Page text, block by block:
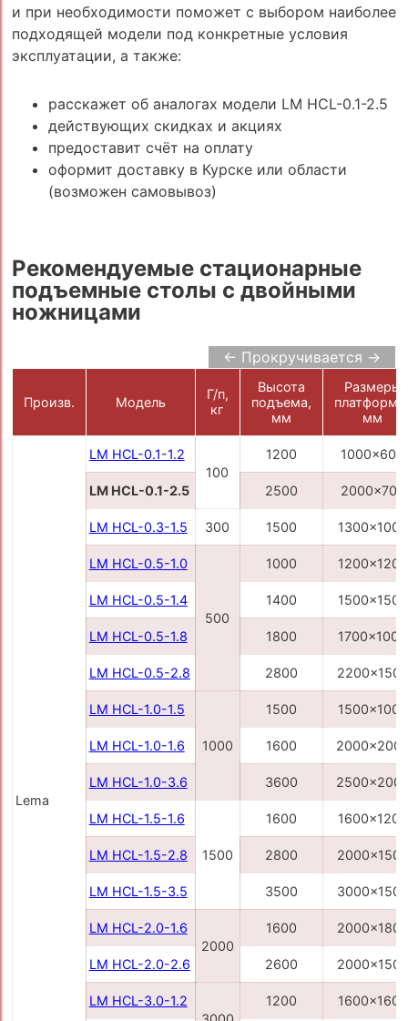
и при необходимости поможет с выбором наиболее
подходящей модели под конкретные условия
эксплуатации, а также:
расскажет об аналогах модели LM HCL-0.1-2.5
действующих скидках и акциях
предоставит счёт на оплату
оформит доставку в Курске или области
(возможен самовывоз)
Рекомендуемые стационарные
подъемные столы с двойными
ножницами
← Прокручивается →
Произв. Модель
Г/п,
кг
Высота
подъема,
мм
Размеры
мм
Lema
LM HCL-0.1-1.2
100
1200 1000x600
LM HCL-0.1-2.5 2500 2000x700
LM HCL-0.3-1.5 300 1500 1300x1000
LM HCL-0.5-1.0
500
1000 1200x1200
LM HCL-0.5-1.4 1400 1500x1500
LM HCL-0.5-1.8 1800 1700x1000
LM HCL-0.5-2.8 2800 2200x1500
LM HCL-1.0-1.5
1000
1500 1500x1000
LM HCL-1.0-1.6 1600
LM HCL-1.0-3.6 3600
LM HCL-1.5-1.6
1500
1600 1600x1200
LM HCL-1.5-2.8 2800 2000x1500
LM HCL-1.5-3.5 3500 3000x1500
LM HCL-2.0-1.6
2000
1600 2000x1800
LM HCL-2.0-2.6 2600 2000x1500
LM HCL-3.0-1.2
1200 1600x1600